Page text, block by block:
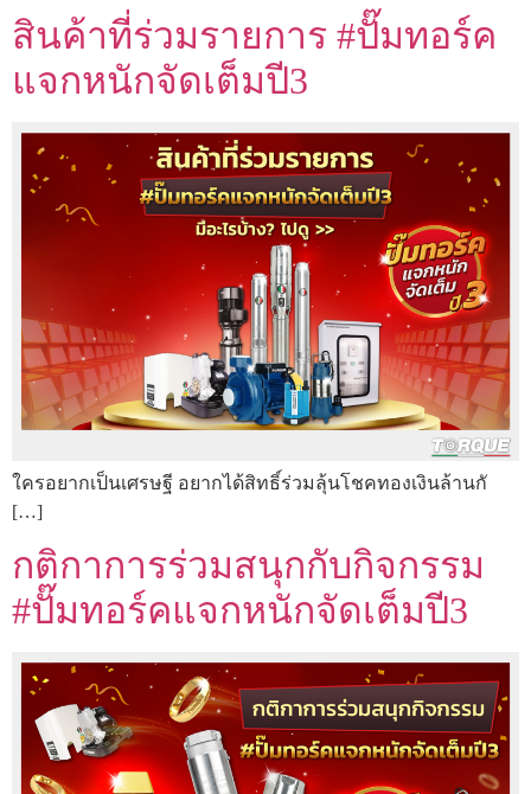
สินค้าที่ร่วมรายการ #ปั๊มทอร์ค
แจกหนักจัดเต็มปี3
ใครอยากเป็นเศรษฐี อยากได้สิทธิ์ร่วมลุ้นโชคทองเงินล้านกั
[…]
กติกาการร่วมสนุกกับกิจกรรม
#ปั๊มทอร์คแจกหนักจัดเต็มปี3